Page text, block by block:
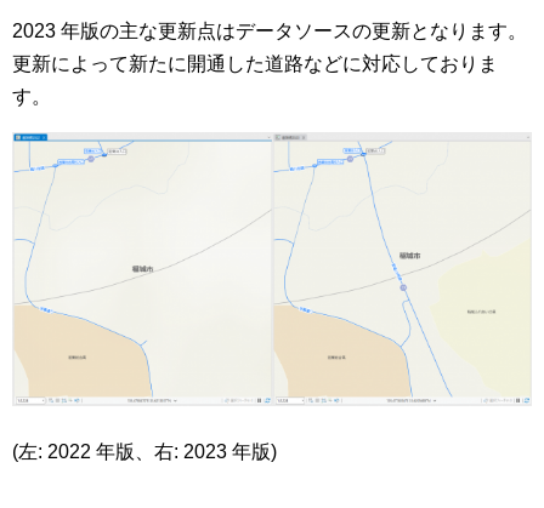
2023 年版の主な更新点はデータソースの更新となります。
更新によって新たに開通した道路などに対応しておりま
す。
(左: 2022 年版、右: 2023 年版)